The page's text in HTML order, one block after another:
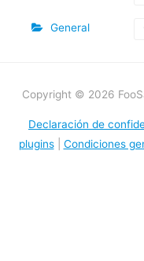
General
Copyright © 2026
Declaración de
plugins| Condiciones